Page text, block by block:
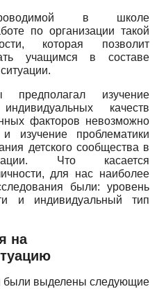
в школе
по организации такой
которая позволит
учащимся в составе
изучение
качеств
факторов невозможно
изучение проблематики
детского сообщества в
Что касается
для нас наиболее
были: уровень
и индивидуальный тип
на
были выделены следующие